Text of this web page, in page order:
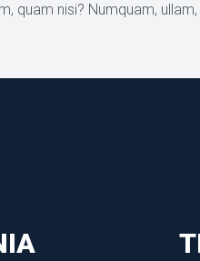
quam nisi? Numquam, ullam,